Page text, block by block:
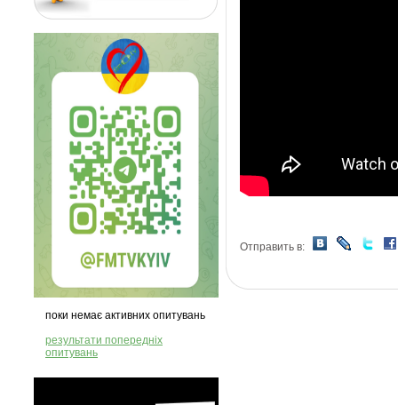
поки немає активних опитувань
результати попередніх
опитувань
Отправить в: